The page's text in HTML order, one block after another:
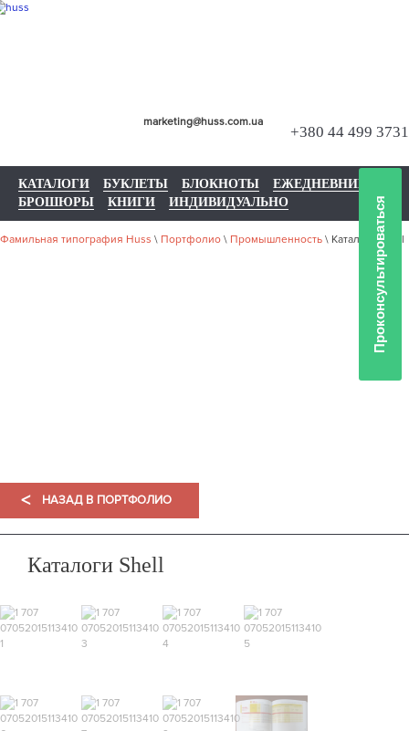
+380 44 499 3731
marketing@huss.com.ua
КАТАЛОГИ БУКЛЕТЫ БЛОКНОТЫ
ЕЖЕДНЕВНИКИ
БРОШЮРЫ
КНИГИ ИНДИВИДУАЛЬНО
Фамильная типография Huss \ Портфолио \ Промышленность \ Каталоги Shell
< НАЗАД В ПОРТФОЛИО
Каталоги Shell
Проконсультироваться